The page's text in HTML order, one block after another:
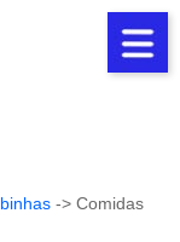
-> Comidas